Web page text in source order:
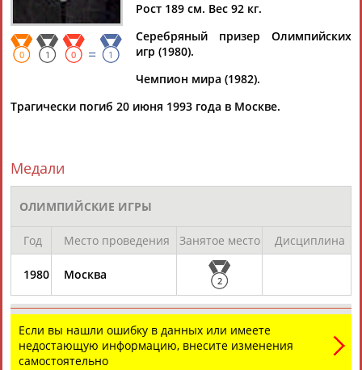
Дмитрий
Тамилла
АБАСОВА
Рамазан
АБАЧАРАЕВ
АББАТЕ-
0 1 0 = 1
Рост 189 см. Вес 92 кг.
Серебряный призер Олимпийских
игр (1980).
Чемпион мира (1982).
Трагически погиб 20 июня 1993 года в Москве.
Медали
ОЛИМПИЙСКИЕ ИГРЫ
Год Место проведения Занятое место Дисциплина
1980 Москва 2
Если вы нашли ошибку в данных или имеете
недостающую информацию, внесите изменения
самостоятельно